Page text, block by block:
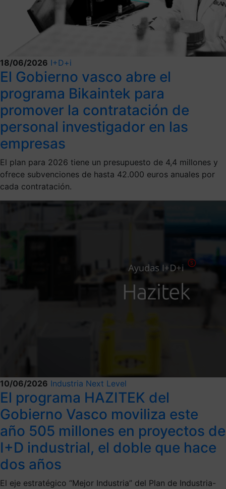
18/06/2026 I+D+i
El Gobierno vasco abre el
programa Bikaintek para
promover la contratación de
personal investigador en las
empresas
El plan para 2026 tiene un presupuesto de 4,4 millones y
ofrece subvenciones de hasta 42.000 euros anuales por
cada contratación.
10/06/2026 Industria Next Level
El programa HAZITEK del
Gobierno Vasco moviliza este
año 505 millones en proyectos de
I+D industrial, el doble que hace
dos años
El eje estratégico “Mejor Industria” del Plan de Industria-